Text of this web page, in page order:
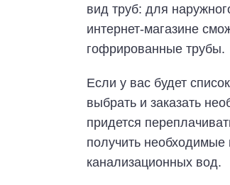
вид труб: для
интернет-магазине
гофрированные трубы.
Если у вас будет
выбрать и заказать
придется
получить
канализационных вод.